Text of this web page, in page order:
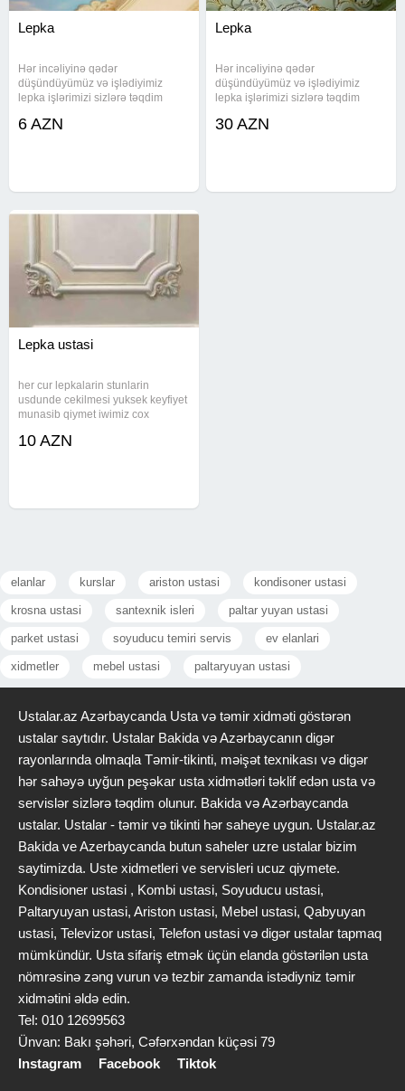
Lepka
Hər incəliyinə qədər
düşündüyümüz və işlədiyimiz
lepka işlərimizi sizlərə təqdim
xüsusi bir gözəllik qatacaqdır.
6 AZN
Lepka
Hər incəliyinə qədər
düşündüyümüz və işlədiyimiz
lepka işlərimizi sizlərə təqdim
xüsusi bir gözəllik qatacaqdır.
30 AZN
Lepka ustasi
her cur lepkalarin stunlarin
usdunde cekilmesi yuksek keyfiyet
munasib qiymet iwimiz cox
qismet olsa gore bilersiz isdeyen
10 AZN
elanlar kurslar ariston ustasi kondisoner ustasi
krosna ustasi santexnik isleri paltar yuyan ustasi
parket ustasi soyuducu temiri servis ev elanlari
xidmetler mebel ustasi paltaryuyan ustasi
Ustalar.az Azərbaycanda Usta və təmir xidməti göstərən
ustalar saytıdır. Ustalar Bakida və Azərbaycanın digər
rayonlarında olmaqla Təmir-tikinti, məişət texnikası və digər
hər sahəyə uyğun peşəkar usta xidmətləri təklif edən usta və
servislər sizlərə təqdim olunur. Bakida və Azərbaycanda
ustalar. Ustalar - təmir və tikinti hər saheye uygun. Ustalar.az
Bakida ve Azerbaycanda butun saheler uzre ustalar bizim
saytimizda. Uste xidmetleri ve servisleri ucuz qiymete.
Kondisioner ustasi , Kombi ustasi, Soyuducu ustasi,
Paltaryuyan ustasi, Ariston ustasi, Mebel ustasi, Qabyuyan
ustasi, Televizor ustasi, Telefon ustasi və digər ustalar tapmaq
mümkündür. Usta sifariş etmək üçün elanda göstərilən usta
nömrəsinə zəng vurun və tezbir zamanda istədiyniz təmir
xidmətini əldə edin.
Tel: 010 12699563
Ünvan: Bakı şəhəri, Cəfərxəndan küçəsi 79
Instagram
Facebook Tiktok